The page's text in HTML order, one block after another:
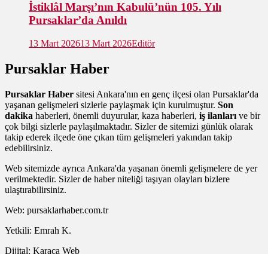
İstiklâl Marşı’nın Kabulü’nün 105. Yılı
Pursaklar’da Anıldı
13 Mart 202613 Mart 2026Editör
Pursaklar Haber
Pursaklar Haber sitesi Ankara'nın en genç ilçesi olan Pursaklar'da
yaşanan gelişmeleri sizlerle paylaşmak için kurulmuştur. Son
dakika haberleri, önemli duyurular, kaza haberleri, iş ilanları ve bir
çok bilgi sizlerle paylaşılmaktadır. Sizler de sitemizi günlük olarak
takip ederek ilçede öne çıkan tüm gelişmeleri yakından takip
edebilirsiniz.
Web sitemizde ayrıca Ankara'da yaşanan önemli gelişmelere de yer
verilmektedir. Sizler de haber niteliği taşıyan olayları bizlere
ulaştırabilirsiniz.
Web: pursaklarhaber.com.tr
Yetkili: Emrah K.
Dijital: Karaca Web